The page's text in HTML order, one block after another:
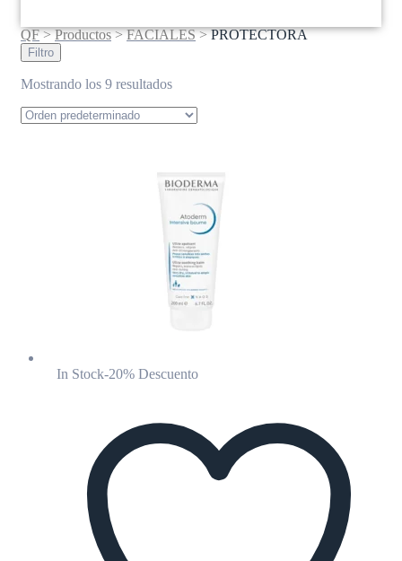
QF>Productos>FACIALES>PROTECTORA
Filtro
Mostrando los 9 resultados
In Stock-20% Descuento